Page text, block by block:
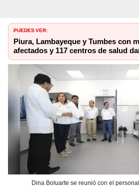
PUEDES VER:
Piura, Lambayeque y Tumbes con
afectados y 117 centros de salud
Dina Boluarte se reunió con el